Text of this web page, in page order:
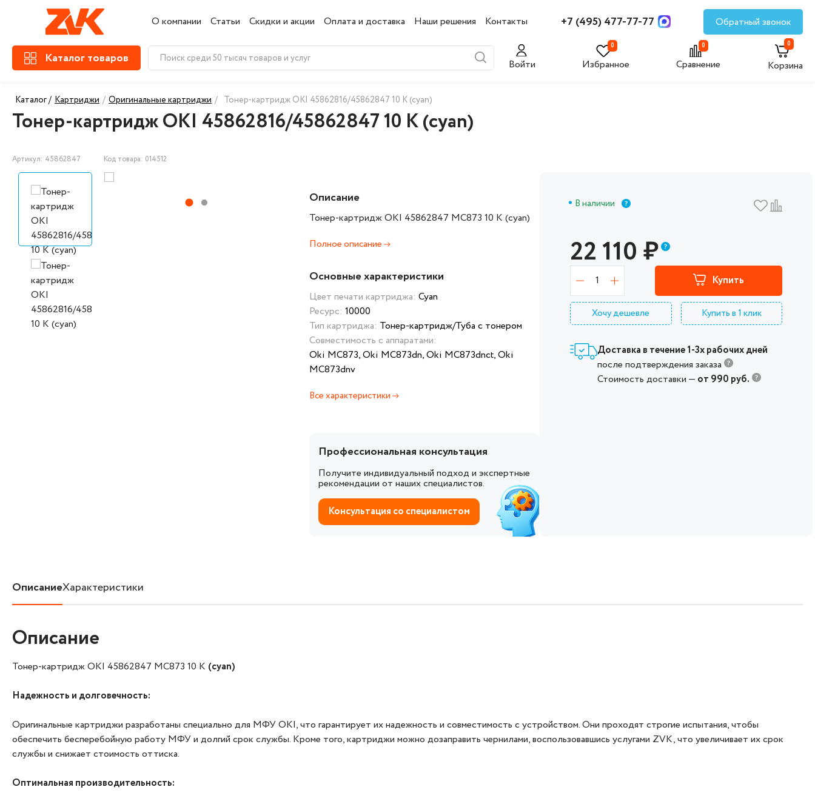
О компании Статьи Скидки и акции Оплата и доставка Наши решения Контакты +7 (495) 477-77-77 Обратный звонок
Каталог товаров Войти
0
Избранное
0
Сравнение
0
Корзина
Каталог / Картриджи / Оригинальные картриджи / Тонер-картридж OKI 45862816/45862847 10 K (cyan)
Тонер-картридж OKI 45862816/45862847 10 K (cyan)
Артикул: 45862847 Код товара: 014512
Описание
Тонер-картридж OKI 45862847 MC873 10 K (cyan)
Полное описание
Основные характеристики
Цвет печати картриджа: Cyan
Ресурс: 10000
Тип картриджа: Тонер-картридж/Туба с тонером
Совместимость с аппаратами:
Oki MC873, Oki MC873dn, Oki MC873dnct, Oki
MC873dnv
Все характеристики
Профессиональная консультация
Получите индивидуальный подход и экспертные
рекомендации от наших специалистов.
Консультация со специалистом
В наличии
22 110₽
1 Купить
Хочу дешевле Купить в 1 клик
Доставка в течение 1-3х рабочих дней
после подтверждения заказа
Стоимость доставки — от 990 руб.
ОписаниеХарактеристики
Описание
Тонер-картридж OKI 45862847 MC873 10 K (cyan)
Надежность и долговечность:
Оригинальные картриджи разработаны специально для МФУ OKI, что гарантирует их надежность и совместимость с устройством. Они проходят строгие испытания, чтобы
обеспечить бесперебойную работу МФУ и долгий срок службы. Кроме того, картриджи можно дозаправить чернилами, воспользовавшись услугами ZVK, что увеличивает их срок
службы и снижает стоимость оттиска.
Оптимальная производительность: